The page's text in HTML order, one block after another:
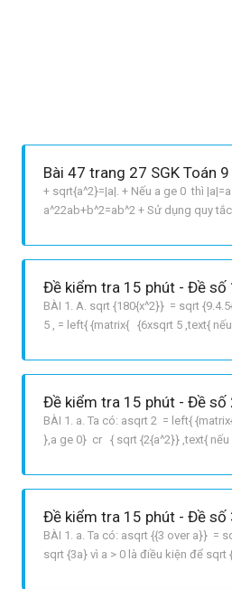
Bài 47 trang 27 SGK Toán 9
+ sqrt{a^2}=|a|. + Nếu a ge 0 thì
a^22ab+b^2=ab^2 + Sử dụng quy
Asqrt{B}=sqrt{A^2.B}, nếu A < 0, Bge
BÀI 1. A. sqrt {180{x^2}} = sqrt
5 , = left{ {matrix{ {6xsqrt 5 ,text{
sqrt {3{{left {x y} right}^2}} = left| {x
BÀI 1. a. Ta có: asqrt 2 = left{
},a ge 0} cr { sqrt {2{a^2}} ,text{
b}sqrt {{b over a}} = sqrt {{{left {{a
BÀI 1. a. Ta có: asqrt {{3 over a}} =
sqrt {3a} vì a > 0 là điều kiện để sqrt